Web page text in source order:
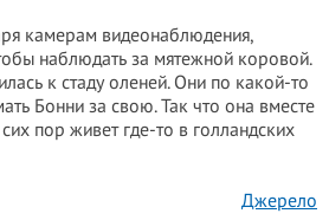
камерам видеонаблюдения,
наблюдать за мятежной коровой.
к стаду оленей. Они по какой-то
Бонни за свою. Так что она вместе
пор живет где-то в голландских
Джерело